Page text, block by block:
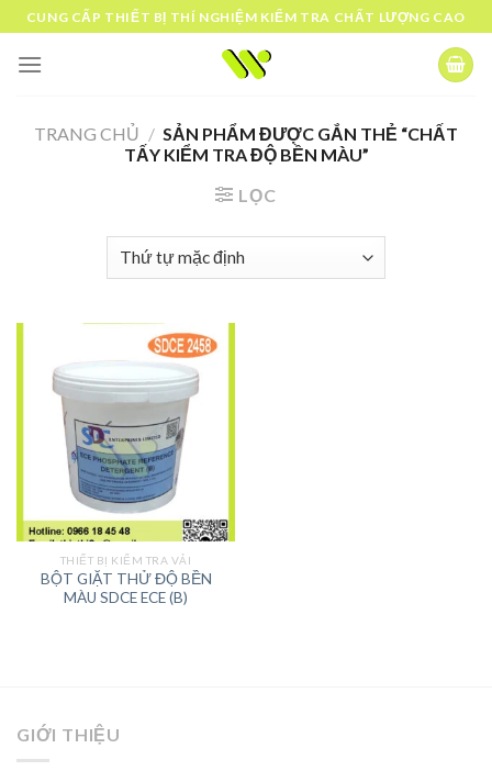
Skip
to
content
CUNG CẤP THIẾT BỊ THÍ NGHIỆM KIỂM TRA CHẤT LƯỢNG CAO
TRANG CHỦ / SẢN PHẨM ĐƯỢC GẮN THẺ “CHẤT
TẤY KIỂM TRA ĐỘ BỀN MÀU”
LỌC
THIẾT BỊ KIỂM TRA VẢI
BỘT GIẶT THỬ ĐỘ BỀN
MÀU SDCE ECE (B)
GIỚI THIỆU